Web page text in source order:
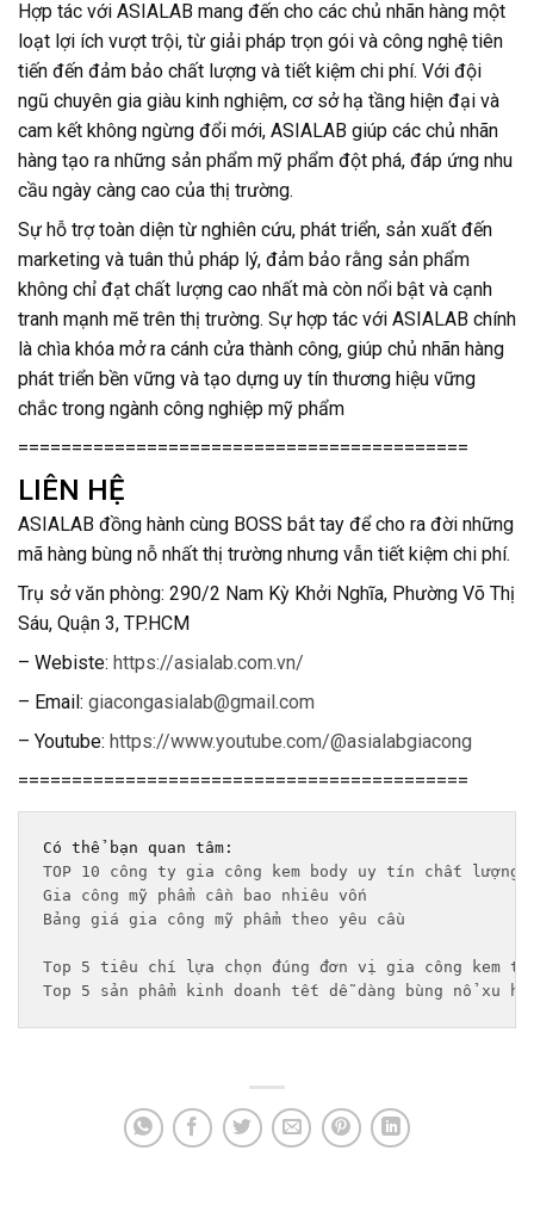
Hợp tác với ASIALAB mang đến cho các chủ nhãn hàng một
loạt lợi ích vượt trội, từ giải pháp trọn gói và công nghệ tiên
tiến đến đảm bảo chất lượng và tiết kiệm chi phí. Với đội
ngũ chuyên gia giàu kinh nghiệm, cơ sở hạ tầng hiện đại và
cam kết không ngừng đổi mới, ASIALAB giúp các chủ nhãn
hàng tạo ra những sản phẩm mỹ phẩm đột phá, đáp ứng nhu
cầu ngày càng cao của thị trường.
Sự hỗ trợ toàn diện từ nghiên cứu, phát triển, sản xuất đến
marketing và tuân thủ pháp lý, đảm bảo rằng sản phẩm
không chỉ đạt chất lượng cao nhất mà còn nổi bật và cạnh
tranh mạnh mẽ trên thị trường. Sự hợp tác với ASIALAB chính
là chìa khóa mở ra cánh cửa thành công, giúp chủ nhãn hàng
phát triển bền vững và tạo dựng uy tín thương hiệu vững
chắc trong ngành công nghiệp mỹ phẩm
==========================================
LIÊN HỆ
ASIALAB đồng hành cùng BOSS bắt tay để cho ra đời những
mã hàng bùng nỗ nhất thị trường nhưng vẫn tiết kiệm chi phí.
Trụ sở văn phòng: 290/2 Nam Kỳ Khởi Nghĩa, Phường Võ Thị
Sáu, Quận 3, TP.HCM
– Webiste: https://asialab.com.vn/
– Email: giacongasialab@gmail.com
– Youtube: https://www.youtube.com/@asialabgiacong
==========================================
TOP 10 công ty gia công kem body uy tín chất lượng
Gia công mỹ phẩm cần bao nhiêu vốn
Bảng giá gia công mỹ phẩm theo yêu cầu
Top 5 tiêu chí lựa chọn đúng đơn vị gia công kem
Top 5 sản phẩm kinh doanh tết dễ dàng bùng nổ xu